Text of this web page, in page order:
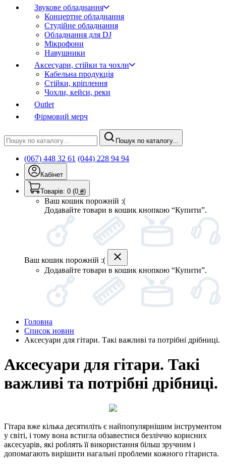
Звукове обладнання
Концертне обладнання
Студійне обладнання
Обладнання для DJ
Мікрофони
Навушники
Аксесуари, стійки та чохли
Кабельна продукція
Стійки, кріплення
Чохли, кейси, реки
Outlet
Фірмовий мерч
Пошук по каталогу...
(067) 448 32 61 (044) 228 94 94
Кабінет
Товарів: 0 (0 ₴)
Ваш кошик порожній :(
Додавайте товари в кошик кнопкою “Купити”.
Ваш кошик порожній :(
Додавайте товари в кошик кнопкою “Купити”.
Головна
Список новин
Аксесуари для гітари. Такі важливі та потрібні дрібниці.
Аксесуари для гітари. Такі
важливі та потрібні дрібниці.
Гітара вже кілька десятиліть є найпопулярнішим інструментом
у світі, і тому вона встигла обзавестися безліччю корисних
аксесуарів, які роблять її використання більш зручним і
допомагають вирішити нагальні проблеми кожного гітариста.